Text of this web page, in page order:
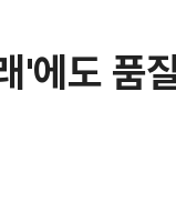
'에도